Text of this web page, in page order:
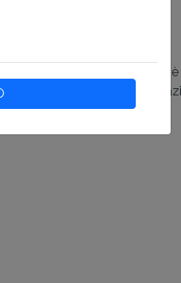
sono disponibili e l'azienda
riesce a trovare le